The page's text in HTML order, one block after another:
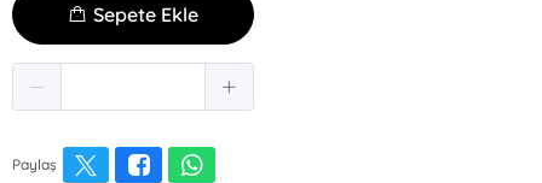
Sepete Ekle
Paylaş